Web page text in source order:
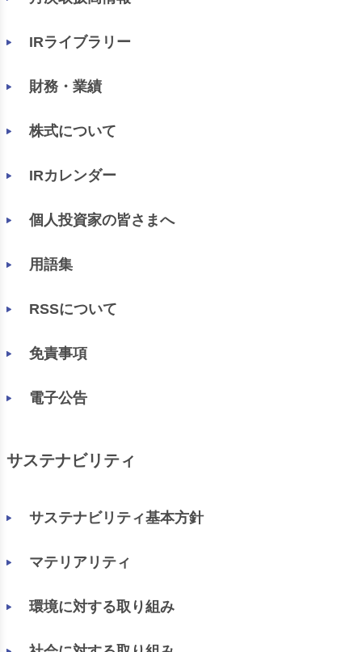
IRライブラリー
財務・業績
株式について
IRカレンダー
個人投資家の皆さまへ
用語集
RSSについて
免責事項
電子公告
サステナビリティ
サステナビリティ基本方針
マテリアリティ
環境に対する取り組み